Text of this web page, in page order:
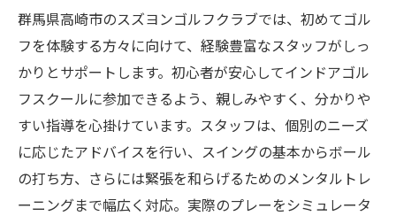
群馬県高崎市のスズヨンゴルフクラブでは、初めてゴル
フを体験する方々に向けて、経験豊富なスタッフがしっ
かりとサポートします。初心者が安心してインドアゴル
フスクールに参加できるよう、親しみやすく、分かりや
すい指導を心掛けています。スタッフは、個別のニーズ
に応じたアドバイスを行い、スイングの基本からボール
の打ち方、さらには緊張を和らげるためのメンタルトレ
ーニングまで幅広く対応。実際のプレーをシミュレータ